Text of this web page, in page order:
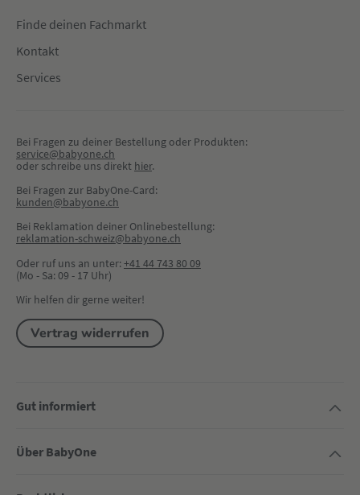
Finde deinen Fachmarkt
Kontakt
Services
Bei Fragen zu deiner Bestellung oder Produkten:
service@babyone.ch
oder schreibe uns direkt hier.
Bei Fragen zur BabyOne-Card:
kunden@babyone.ch
Bei Reklamation deiner Onlinebestellung:
reklamation-schweiz@babyone.ch
Oder ruf uns an unter:+41 44 743 80 09
(Mo - Sa: 09 - 17 Uhr)
Wir helfen dir gerne weiter!
Vertrag widerrufen
Gut informiert
Über BabyOne